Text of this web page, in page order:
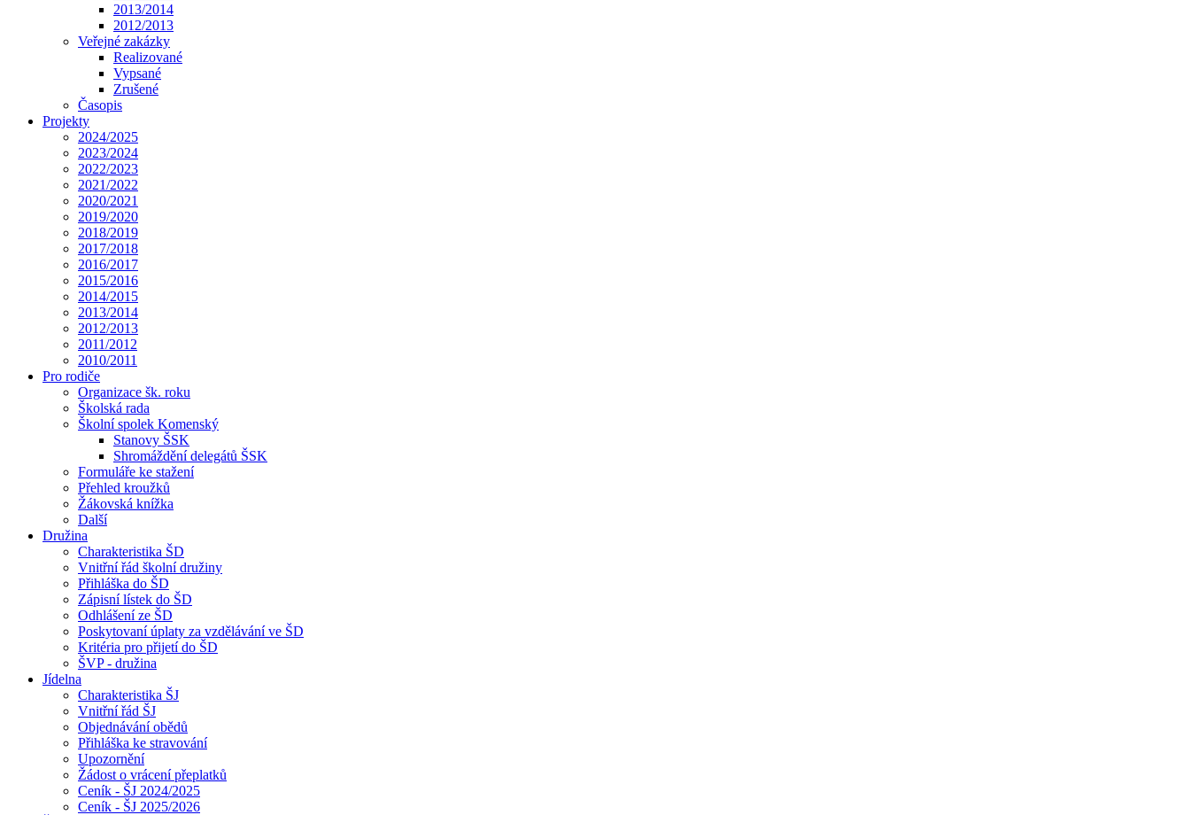
2013/2014
2012/2013
Veřejné zakázky
Realizované
Vypsané
Zrušené
Časopis
Projekty
2024/2025
2023/2024
2022/2023
2021/2022
2020/2021
2019/2020
2018/2019
2017/2018
2016/2017
2015/2016
2014/2015
2013/2014
2012/2013
2011/2012
2010/2011
Pro rodiče
Organizace šk. roku
Školská rada
Školní spolek Komenský
Stanovy ŠSK
Shromáždění delegátů ŠSK
Formuláře ke stažení
Přehled kroužků
Žákovská knížka
Další
Družina
Charakteristika ŠD
Vnitřní řád školní družiny
Přihláška do ŠD
Zápisní lístek do ŠD
Odhlášení ze ŠD
Poskytovaní úplaty za vzdělávání ve ŠD
Kritéria pro přijetí do ŠD
ŠVP - družina
Jídelna
Charakteristika ŠJ
Vnitřní řád ŠJ
Objednávání obědů
Přihláška ke stravování
Upozornění
Žádost o vrácení přeplatků
Ceník - ŠJ 2024/2025
Ceník - ŠJ 2025/2026